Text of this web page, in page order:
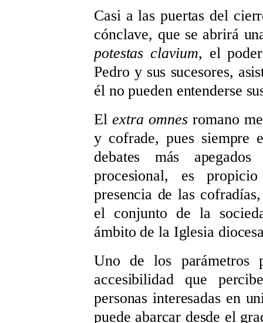
Casi a las puertas del
cónclave, que se abrirá
potestas clavium, el
Pedro y sus sucesores,
él no pueden entenderse
Elextra omnesromano
y cofrade, pues siempre
debates más
procesional, es
presencia de las
el conjunto de la
ámbito de la Iglesia
Uno de los parámetros
accesibilidad que
personas interesadas en
puede abarcar desde el